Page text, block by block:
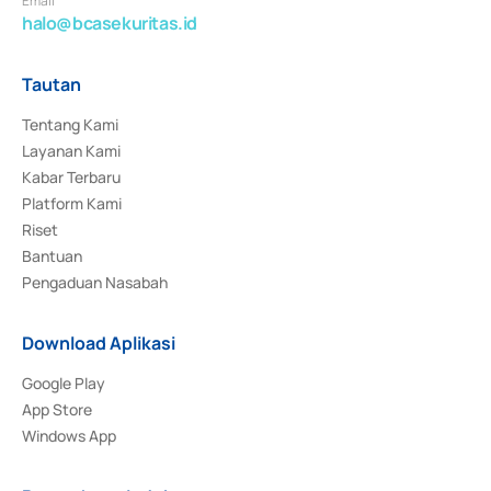
halo@bcasekuritas.id
Tautan
Tentang Kami
Layanan Kami
Kabar Terbaru
Platform Kami
Riset
Bantuan
Pengaduan Nasabah
Download Aplikasi
Google Play
App Store
Windows App